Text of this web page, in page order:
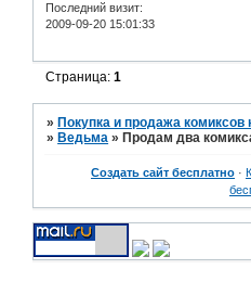
Последний визит:
2009-09-20 15:01:33
Страница:1
» Покупка и продажа
» Ведьма » Продам два
Создать сайт бесплатно ·